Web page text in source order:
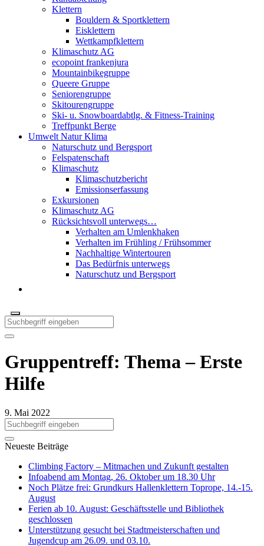
Klettern
Bouldern & Sportklettern
Eisklettern
Wettkampfklettern
Klimaschutz AG
ecopoint frankenjura
Mountainbikegruppe
Queere Gruppe
Seniorengruppe
Skitourengruppe
Ski- u. Snowboardabtlg. & Fitness-Training
Treffpunkt Berge
Umwelt Natur Klima
Naturschutz und Bergsport
Felspatenschaft
Klimaschutz
Klimaschutzbericht
Emissionserfassung
Exkursionen
Klimaschutz AG
Rücksichtsvoll unterwegs…
Verhalten am Umlenkhaken
Verhalten im Frühling / Frühsommer
Nachhaltige Wintertouren
Das Bedürfnis unterwegs
Naturschutz und Bergsport
Gruppentreff: Thema – Erste
Hilfe
9. Mai 2022
Neueste Beiträge
Climbing Factory – Mitmachen und Zukunft gestalten
Infoabend am Montag, 26. Oktober um 18.30 Uhr
Noch Plätze frei: Grundkurs Hallenklettern Toprope, 14.-15.
August
Ferien ab 10. August: Geschäftsstelle und Bibliothek
geschlossen
Unterstützung gesucht bei Stadtmeisterschaften und
Jugendcup am 26.09. und 03.10.